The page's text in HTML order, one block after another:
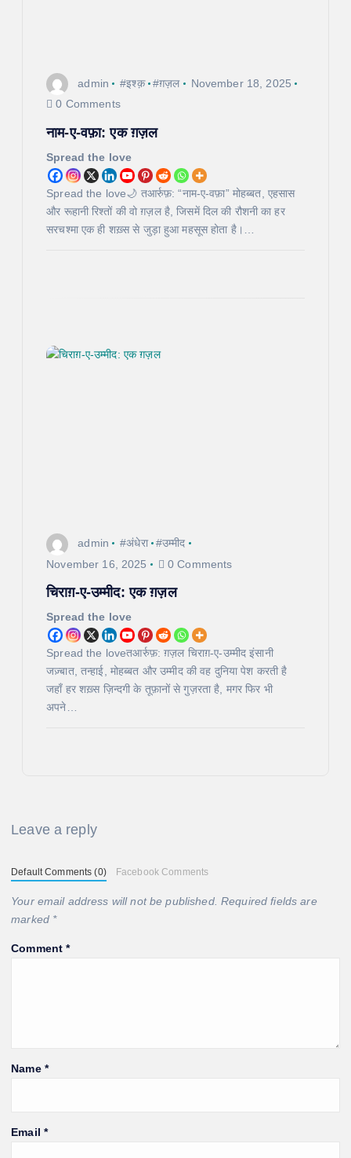
admin #इश्क़ #ग़ज़ल
November 18, 2025
0 Comments
नाम-ए-वफ़ा: एक ग़ज़ल
Spread the love
Spread the love🌙 तआर्रुफ़: “नाम-ए-वफ़ा” मोहब्बत, एहसास
और रूहानी रिश्तों की वो ग़ज़ल है, जिसमें दिल की रौशनी का हर
सरचश्मा एक ही शख़्स से जुड़ा हुआ महसूस होता है।…
admin #अंधेरा
#उम्मीद
November 16, 2025
0 Comments
चिराग़-ए-उम्मीद: एक ग़ज़ल
Spread the love
Spread the loveतआर्रुफ़: ग़ज़ल चिराग़-ए-उम्मीद इंसानी
जज़्बात, तन्हाई, मोहब्बत और उम्मीद की वह दुनिया पेश करती है
जहाँ हर शख़्स ज़िन्दगी के तूफ़ानों से गुज़रता है, मगर फिर भी
अपने…
Leave a reply
Default Comments (0) Facebook Comments
Your email address will not be published. Required fields are
marked *
Comment*
Name *
Email *